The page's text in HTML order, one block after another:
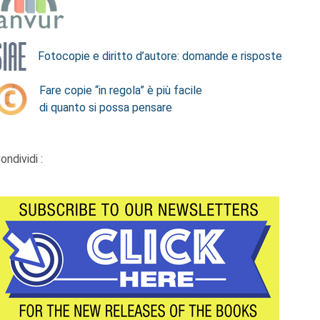
Fotocopie e diritto d’autore: domande e risposte
Fare copie “in regola” è più facile
di quanto si possa pensare
: